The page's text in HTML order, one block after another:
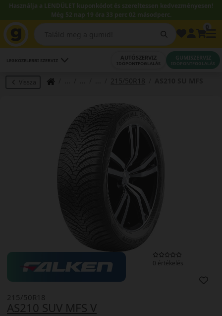
Használja a LENDÜLET kuponkódot és szereltessen kedvezményesen!
Még 52 nap 19 óra 33 perc 02 másodperc.
LEGKÖZELEBBI SZERVIZ AUTÓSZERVIZ
IDŐPONTFOGLALÁS
GUMISZERVIZ
IDŐPONTFOGLALÁS
Vissza 215/50R18
0 értékelés
AS210 SUV MFS V
215/50R18